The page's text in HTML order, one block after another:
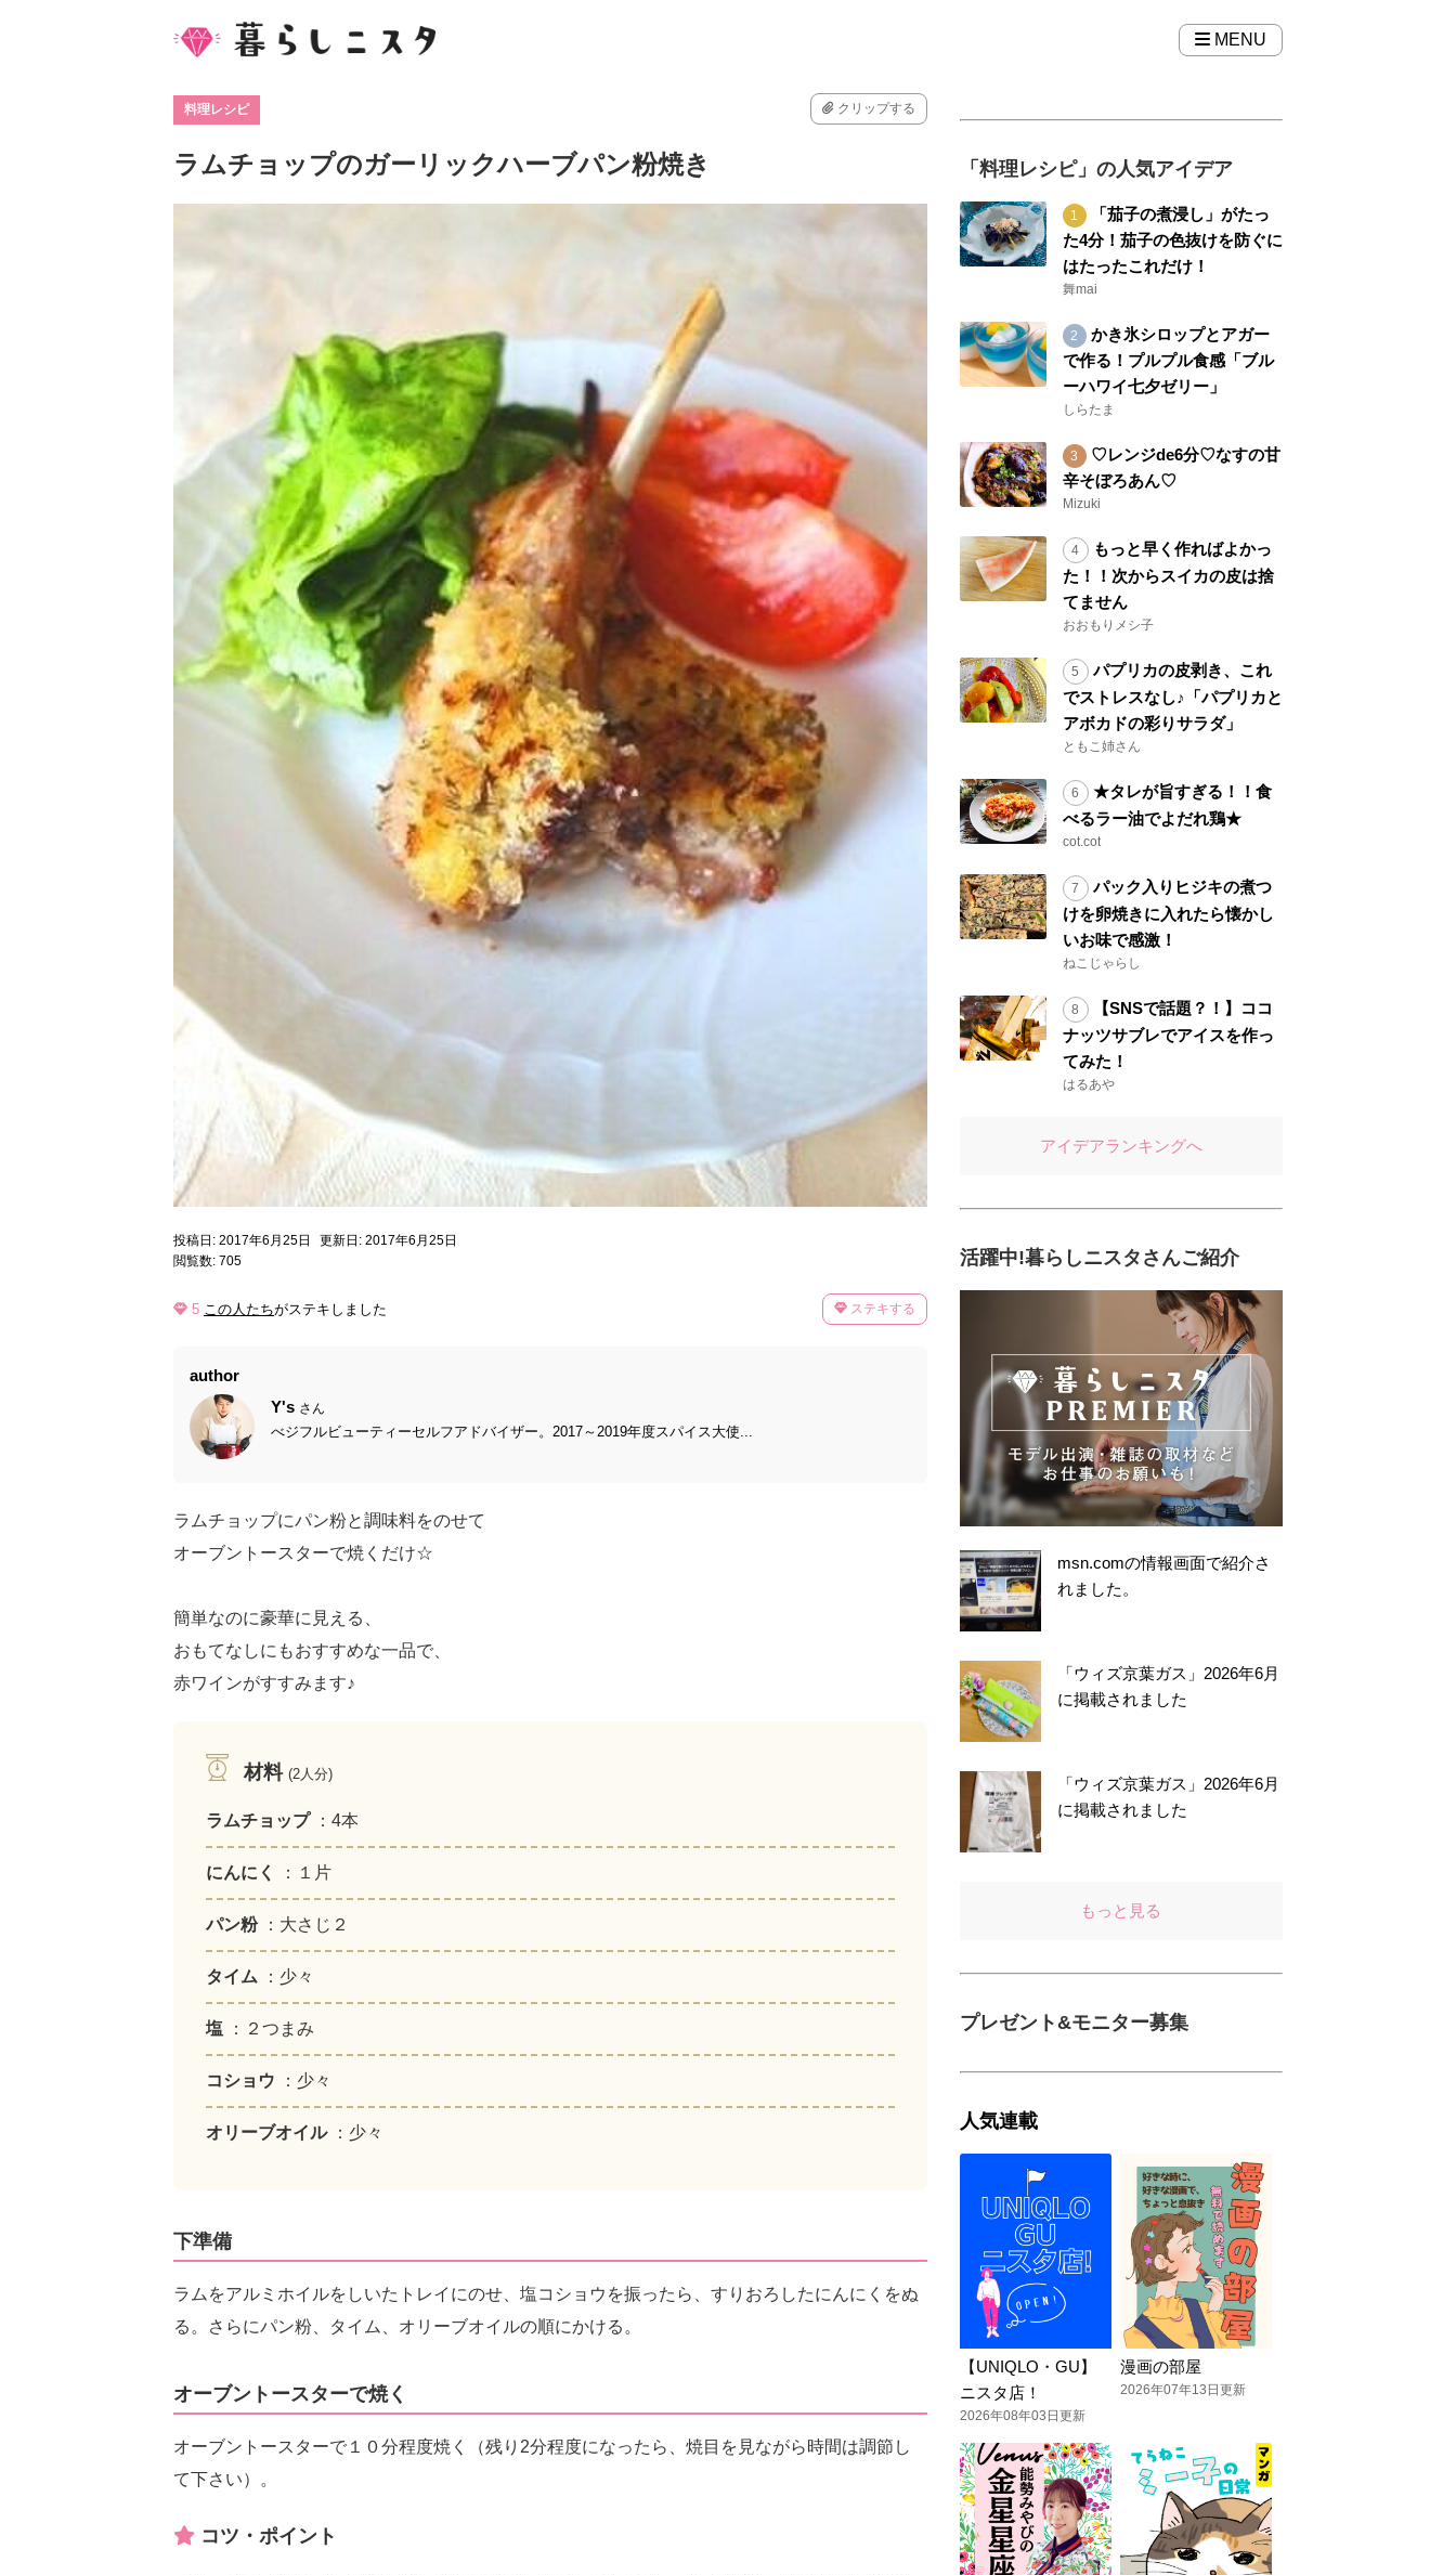
MENU
料理レシピ クリップする
ラムチョップのガーリックハーブパン粉焼き
投稿日: 2017年6月25日
更新日: 2017年6月25日
閲覧数: 705
5 この人たちがステキしました ステキする
author
Y's さん
べジフルビューティーセルフアドバイザー。2017～2019年度スパイス大使...
ラムチョップにパン粉と調味料をのせて
オーブントースターで焼くだけ☆
簡単なのに豪華に見える、
おもてなしにもおすすめな一品で、
赤ワインがすすみます♪
材料 (2人分)
ラムチョップ ：4本
にんにく ：１片
パン粉 ：大さじ２
タイム ：少々
塩 ：２つまみ
コショウ ：少々
オリーブオイル ：少々
下準備
ラムをアルミホイルをしいたトレイにのせ、塩コショウを振ったら、すりおろしたにんにくをぬ
る。さらにパン粉、タイム、オリーブオイルの順にかける。
オーブントースターで焼く
オーブントースターで１０分程度焼く（残り2分程度になったら、焼目を見ながら時間は調節し
て下さい）。
コツ・ポイント
「料理レシピ」の人気アイデア
「茄子の煮浸し」がたっ
た4分！茄子の色抜けを防ぐに
はたったこれだけ！
舞mai
かき氷シロップとアガー
で作る！プルプル食感「ブル
ーハワイ七夕ゼリー」
しらたま
♡レンジde6分♡なすの甘
辛そぼろあん♡
Mizuki
もっと早く作ればよかっ
た！！次からスイカの皮は捨
てません
おおもりメシ子
パプリカの皮剥き、これ
でストレスなし♪「パプリカと
アボカドの彩りサラダ」
ともこ姉さん
★タレが旨すぎる！！食
べるラー油でよだれ鶏★
cot.cot
パック入りヒジキの煮つ
けを卵焼きに入れたら懐かし
いお味で感激！
ねこじゃらし
【SNSで話題？！】ココ
ナッツサブレでアイスを作っ
てみた！
はるあや
アイデアランキングへ
活躍中!暮らしニスタさんご紹介
msn.comの情報画面で紹介さ
れました。
「ウィズ京葉ガス」2026年6月
に掲載されました
「ウィズ京葉ガス」2026年6月
に掲載されました
もっと見る
プレゼント&モニター募集
人気連載
【UNIQLO・GU】
ニスタ店！
2026年08年03日更新
漫画の部屋
2026年07年13日更新